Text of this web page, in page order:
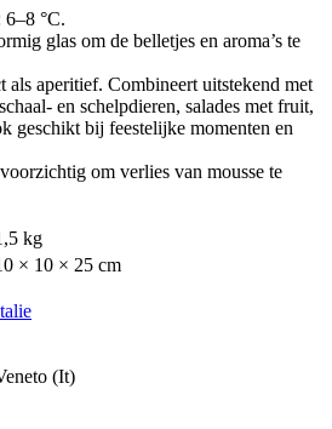
6–8 °C.
glas om de belletjes en aroma’s te
als aperitief. Combineert uitstekend met
en schelpdieren, salades met fruit,
geschikt bij feestelijke momenten en
om verlies van mousse te
kg
× 10 × 25 cm
(It)